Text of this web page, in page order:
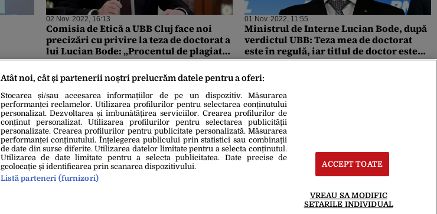
02 Nov. 2022, 16:13
Comisia de Etică a UBB Cluj face noi
precizări cu privire la teza de doctorat a
lui Lucian Bode: „Procentul de plagiat
2.95% rezultat este raportat la întreaga
lucrare”
01 Nov. 2022, 11:55
Ministrul de Interne Lucian Bode, după
verdictul UBB: Teza mea de doctorat
este în regulă, iar titlul de doctor este
menţinut / Voi revizui erorile din șapte
pagini
Atât noi, cât și partenerii noștri prelucrăm datele pentru a oferi:
Stocarea și/sau accesarea informațiilor de pe un dispozitiv. Măsurarea
performanței reclamelor. Utilizarea profilurilor pentru selectarea conținutului
personalizat. Dezvoltarea și îmbunătățirea serviciilor. Crearea profilurilor de
conținut personalizat. Utilizarea profilurilor pentru selectarea publicității
personalizate. Crearea profilurilor pentru publicitate personalizată. Măsurarea
performanței conținutului. Înțelegerea publicului prin statistici sau combinații
de date din surse diferite. Utilizarea datelor limitate pentru a selecta conținutul.
Utilizarea de date limitate pentru a selecta publicitatea. Date precise de
geolocație și identificarea prin scanarea dispozitivului.
Listă parteneri (furnizori)
ACCEPT TOATE
VREAU SA MODIFIC
SETARILE INDIVIDUAL